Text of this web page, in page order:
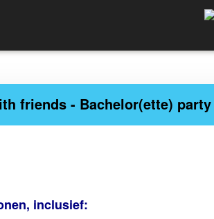
friends - Bachelor(ette)
inclusief: